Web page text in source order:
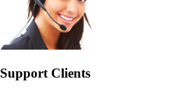
Support Clients